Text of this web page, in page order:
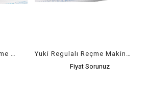
Jack K10 Regulalı Reçme Makinesi İplik Kesmeli Havalı
Yuki Regulalı Reçme Makinesi İplik Kesicili Havalı
Fiyat Sorunuz